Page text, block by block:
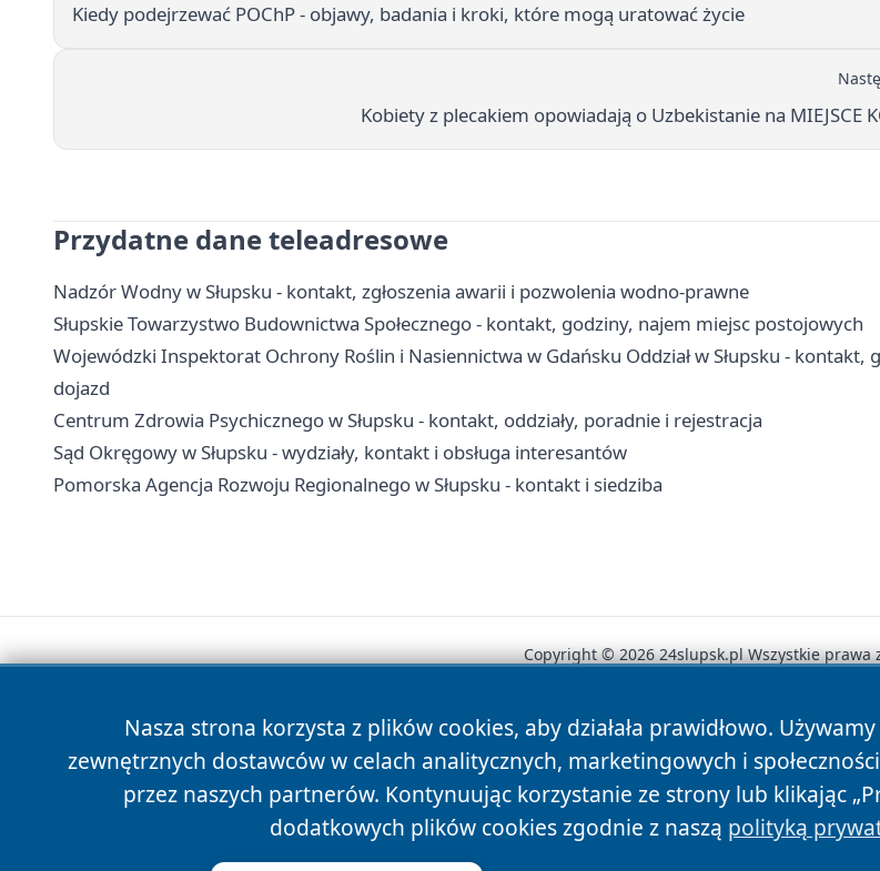
Kiedy podejrzewać POChP - objawy, badania i kroki, które mogą uratować życie
Kobiety z plecakiem opowiadają o Uzbekistanie na MIEJSCE
Przydatne dane teleadresowe
Nadzór Wodny w Słupsku - kontakt, zgłoszenia awarii i pozwolenia wodno-prawne
Słupskie Towarzystwo Budownictwa Społecznego - kontakt, godziny, najem miejsc postojowych
Wojewódzki Inspektorat Ochrony Roślin i Nasiennictwa w Gdańsku Oddział w Słupsku - kontakt,
dojazd
Centrum Zdrowia Psychicznego w Słupsku - kontakt, oddziały, poradnie i rejestracja
Sąd Okręgowy w Słupsku - wydziały, kontakt i obsługa interesantów
Pomorska Agencja Rozwoju Regionalnego w Słupsku - kontakt i siedziba
Nasza strona korzysta z plików cookies, aby działała prawidłowo.
zewnętrznych dostawców w celach analitycznych, marketingowych i
przez naszych partnerów. Kontynuując korzystanie ze strony lub klikając
dodatkowych plików cookies zgodnie z naszą polityką
Copyright © 2026 24slupsk.pl Wszystkie prawa
News Autorzy Polityka Prywatności